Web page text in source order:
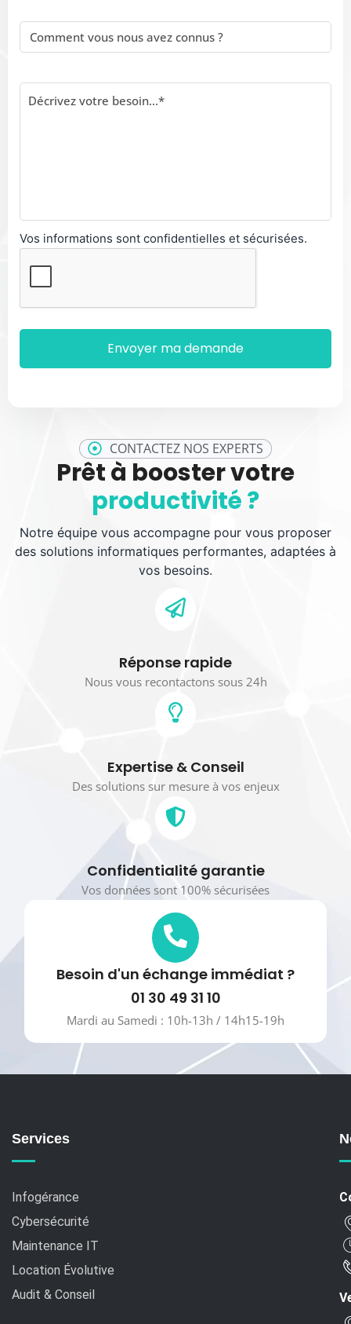
CONTACTEZ NOS EXPERTS
Prêt à booster votre
productivité ?
Notre équipe vous accompagne pour vous proposer
des solutions informatiques performantes, adaptées à
vos besoins.
Réponse rapide
Nous vous recontactons sous 24h
Expertise & Conseil
Des solutions sur mesure à vos enjeux
Confidentialité garantie
Vos données sont 100% sécurisées
Besoin d'un échange immédiat ?
01 30 49 31 10
Mardi au Samedi : 10h-13h / 14h15-19h
Vos informations sont confidentielles et sécurisées.
Services
Infogérance
Cybersécurité
Maintenance IT
Location Évolutive
Audit & Conseil